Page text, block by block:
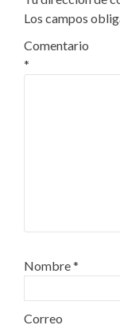
Los campos
Comentario
*
Nombre*
Correo